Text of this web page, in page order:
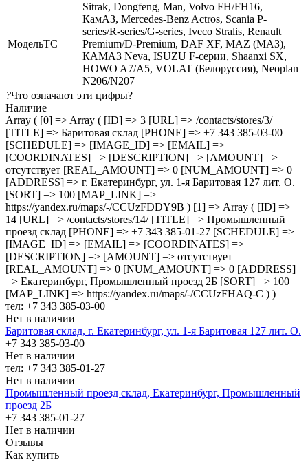
МодельТС
Sitrak, Dongfeng, Man, Volvo FH/FH16,
КамАЗ, Mercedes-Benz Actros, Scania P-
series/R-series/G-series, Iveco Stralis, Renault
Premium/D-Premium, DAF XF, MAZ (МАЗ),
КАМАЗ Neva, ISUZU F-серии, Shaanxi SX,
HOWO A7/A5, VOLAT (Белоруссия), Neoplan
N206/N207
?Что означают эти цифры?
Наличие
Array ( [0] => Array ( [ID] => 3 [URL] => /contacts/stores/3/
[TITLE] => Баритовая склад [PHONE] => +7 343 385-03-00
[SCHEDULE] => [IMAGE_ID] => [EMAIL] =>
[COORDINATES] => [DESCRIPTION] => [AMOUNT] =>
отсутствует [REAL_AMOUNT] => 0 [NUM_AMOUNT] => 0
[ADDRESS] => г. Екатеринбург, ул. 1-я Баритовая 127 лит. О.
[SORT] => 100 [MAP_LINK] =>
https://yandex.ru/maps/-/CCUzFDDY9B ) [1] => Array ( [ID] =>
14 [URL] => /contacts/stores/14/ [TITLE] => Промышленный
проезд cклад [PHONE] => +7 343 385-01-27 [SCHEDULE] =>
[IMAGE_ID] => [EMAIL] => [COORDINATES] =>
[DESCRIPTION] => [AMOUNT] => отсутствует
[REAL_AMOUNT] => 0 [NUM_AMOUNT] => 0 [ADDRESS]
=> Екатеринбург, Промышленный проезд 2Б [SORT] => 100
[MAP_LINK] => https://yandex.ru/maps/-/CCUzFHAQ-C ) )
тел: +7 343 385-03-00
Нет в наличии
Баритовая склад, г. Екатеринбург, ул. 1-я Баритовая 127 лит. О.
+7 343 385-03-00
Нет в наличии
тел: +7 343 385-01-27
Нет в наличии
Промышленный проезд cклад, Екатеринбург, Промышленный
проезд 2Б
+7 343 385-01-27
Нет в наличии
Отзывы
Как купить